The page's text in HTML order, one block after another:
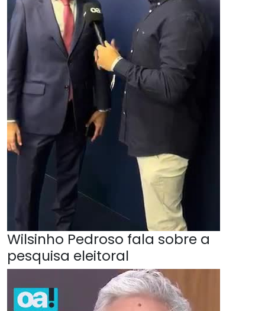
Wilsinho Pedroso fala sobre a
pesquisa eleitoral